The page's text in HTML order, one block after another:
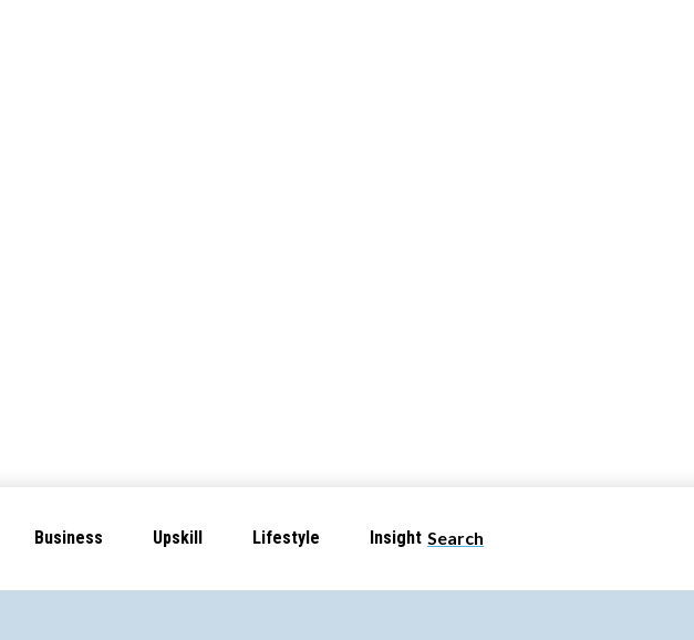
Search
Business Upskill Lifestyle Insight